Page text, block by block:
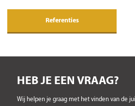
Referenties
HEB JE EEN VRAAG?
Wij helpen je graag met het vinden van de